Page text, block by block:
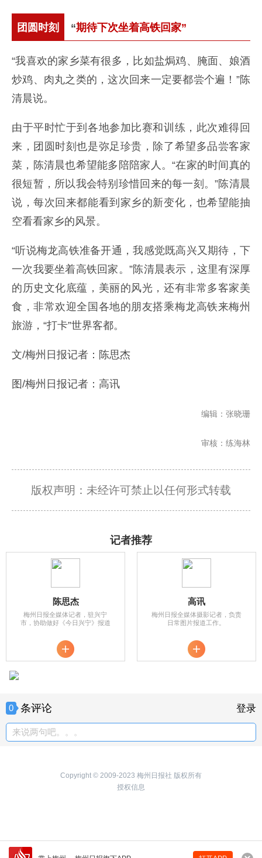
团圆时刻 “期待下次坐着高铁回家”
“我喜欢的家乡菜有很多，比如盐焗鸡、腌面、娘酒
炒鸡、肉丸之类的，这次回来一定要都尝个遍！”陈
清晨说。
由于平时忙于到各地参加比赛和训练，此次难得回
来，团圆时刻也是弥足珍贵，除了希望多品尝客家
菜，陈清晨也希望能多陪陪家人。“在家的时间真的
很短暂，所以我会特别珍惜回来的每一刻。”陈清晨
说，每次回来都能看到家乡的新变化，也希望能抽
空看看家乡的风景。
“听说梅龙高铁准备开通，我感觉既高兴又期待，下
一次我要坐着高铁回家。”陈清晨表示，这里有深厚
的历史文化底蕴，美丽的风光，还有非常多客家美
食，非常欢迎全国各地的朋友搭乘梅龙高铁来梅州
旅游，“打卡”世界客都。
文/梅州日报记者：陈思杰
图/梅州日报记者：高讯
编辑：张晓珊
审核：练海林
版权声明：未经许可禁止以任何形式转载
记者推荐
陈思杰
梅州日报全媒体记者，驻兴宁
市，协助做好《今日兴宁》报道
高讯
梅州日报全媒体摄影记者，负责
日常图片报道工作。
0 条评论 登录
来说两句吧。。。
Copyright © 2009-2023 梅州日报社 版权所有
授权信息